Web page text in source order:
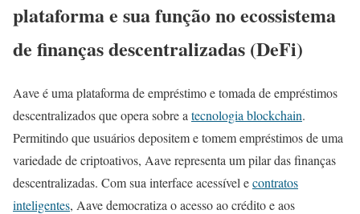
plataforma e sua função no ecossistema
de finanças descentralizadas (DeFi)
Aave é uma plataforma de empréstimo e tomada de empréstimos
descentralizados que opera sobre a tecnologia blockchain.
Permitindo que usuários depositem e tomem empréstimos de uma
variedade de criptoativos, Aave representa um pilar das finanças
descentralizadas. Com sua interface acessível econtratos
inteligentes, Aave democratiza o acesso ao crédito e aos